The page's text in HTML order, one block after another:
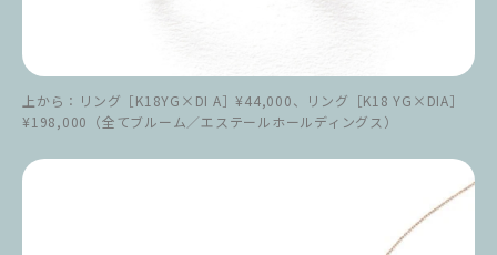
上から：リング［K18YG×DI A］¥44,000、リング［K18 YG×DIA］
¥198,000（全てブルーム／エステールホールディングス）